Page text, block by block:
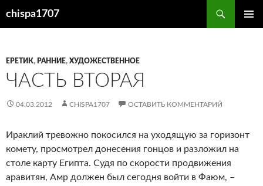
chispa1707
ЕРЕТИК, РАННИЕ, ХУДОЖЕСТВЕННОЕ
ЧАСТЬ ВТОРАЯ
04.03.2012 CHISPA1707 ОСТАВИТЬ КОММЕНТАРИЙ
Ираклий тревожно покосился на уходящую за горизонт
комету, просмотрел донесения гонцов и разложил на
столе карту Египта. Судя по скорости продвижения
аравитян, Амр должен был сегодня войти в Фаюм, –